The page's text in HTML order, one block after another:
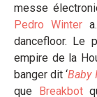
messe
Pedro Winter
dancefloor. Le
empire de la
banger dit ‘Baby
que Breakbot